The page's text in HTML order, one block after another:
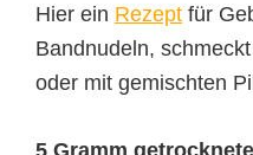
Hier ein Rezept für
Bandnudeln,
oder mit gemischten
5 Gramm